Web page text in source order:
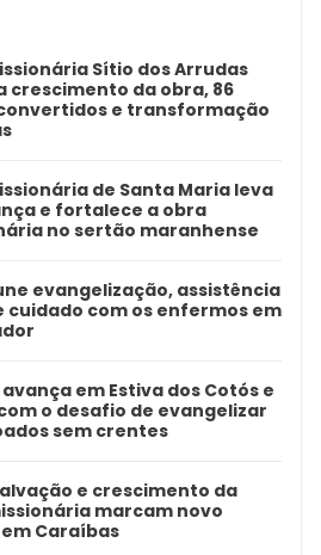
Sítio dos Arrudas
crescimento da obra, 86
e transformação
de Santa Maria leva
e fortalece a obra
no sertão maranhense
evangelização, assistência
cuidado com os enfermos em
em Estiva dos Cotós e
o desafio de evangelizar
sem crentes
e crescimento da
marcam novo
Caraíbas